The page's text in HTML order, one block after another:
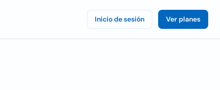
Inicio de sesión Ver planes